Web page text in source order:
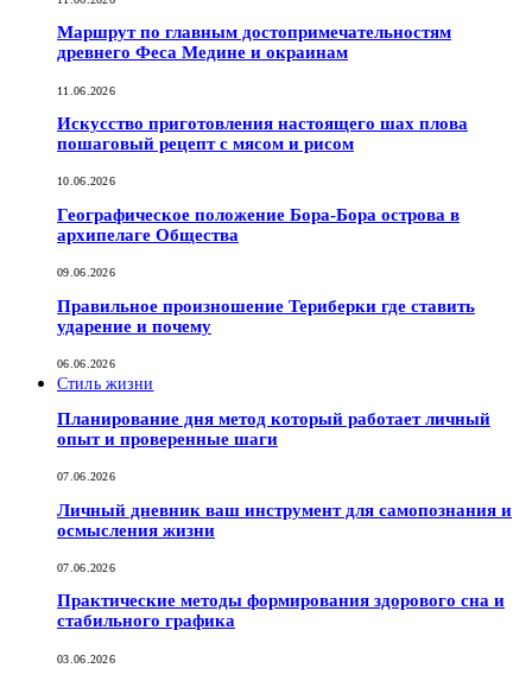
Маршрут по главным достопримечательностям
древнего Феса Медине и окраинам
11.06.2026
Искусство приготовления настоящего шах плова
пошаговый рецепт с мясом и рисом
10.06.2026
Географическое положение Бора-Бора острова в
архипелаге Общества
09.06.2026
Правильное произношение Териберки где ставить
ударение и почему
06.06.2026
Стиль жизни
Планирование дня метод который работает личный
опыт и проверенные шаги
07.06.2026
Личный дневник ваш инструмент для самопознания и
осмысления жизни
07.06.2026
Практические методы формирования здорового сна и
стабильного графика
03.06.2026